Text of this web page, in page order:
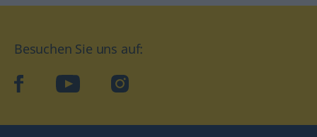
Besuchen Sie uns auf:
facebookYouTube Instagram